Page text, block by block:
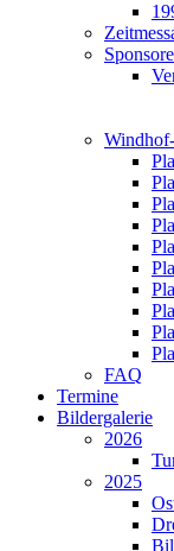
FAQ
Termine
Bildergalerie
2026
2025